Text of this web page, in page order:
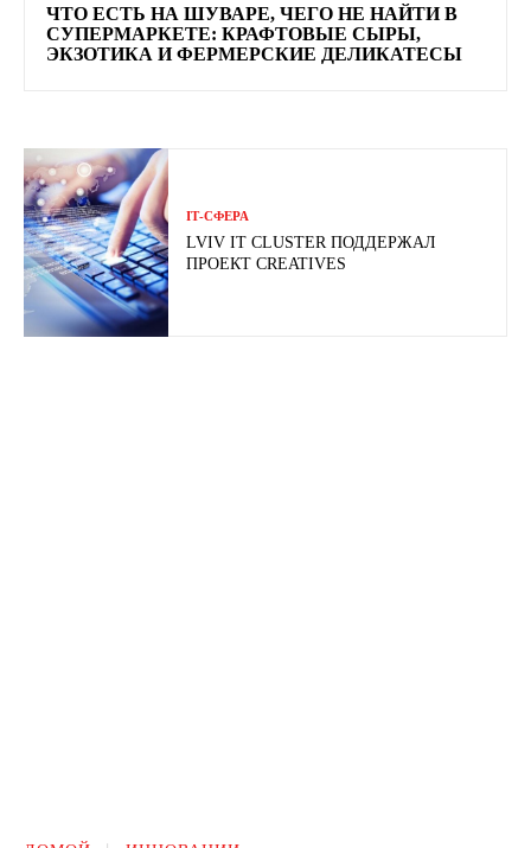
ЧТО ЕСТЬ НА ШУВАРЕ, ЧЕГО НЕ НАЙТИ В
СУПЕРМАРКЕТЕ: КРАФТОВЫЕ СЫРЫ,
ЭКЗОТИКА И ФЕРМЕРСКИЕ ДЕЛИКАТЕСЫ
ІТ-СФЕРА
LVIV IT CLUSTER ПОДДЕРЖАЛ
ПРОЕКТ CREATIVES